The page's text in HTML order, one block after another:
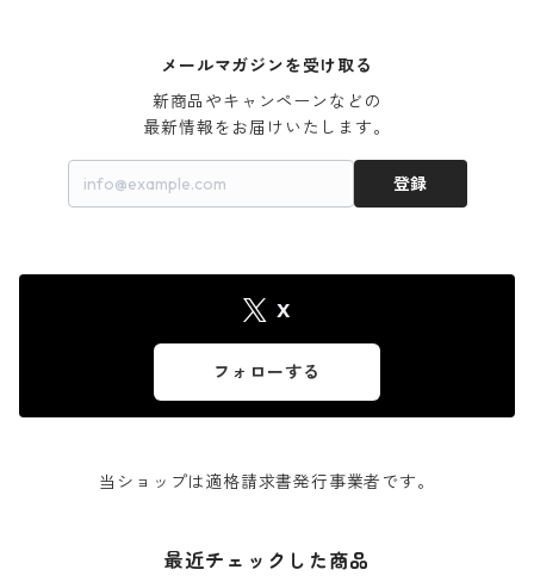
メールマガジンを受け取る
新商品やキャンペーンなどの
最新情報をお届けいたします。
登録
X
フォローする
当ショップは適格請求書発行事業者です。
最近チェックした商品